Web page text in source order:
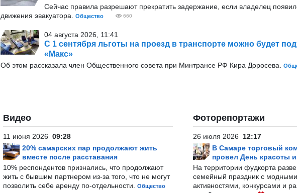
Сейчас правила разрешают прекратить задержание, если владелец
движения эвакуатора.
Общество 660
04 августа 2026, 11:41
С 1 сентября льготы на проезд в транспорте можно будет
«Макс»
Об этом рассказала член Общественного совета при Минтрансе РФ Кира Доросева.
Видео
11 июня 2026 09:28
20% самарских пар продолжают жить
вместе после расставания
10% респондентов признались, что продолжают
жить с бывшим партнером из-за того, что не могут
позволить себе аренду по-отдельности.
Общество
Фоторепортажи
26 июля 2026 12:17
В Самаре торговый
провел День красоты
На территории фудкорта
семейный праздник с
активностями, конкурсами и